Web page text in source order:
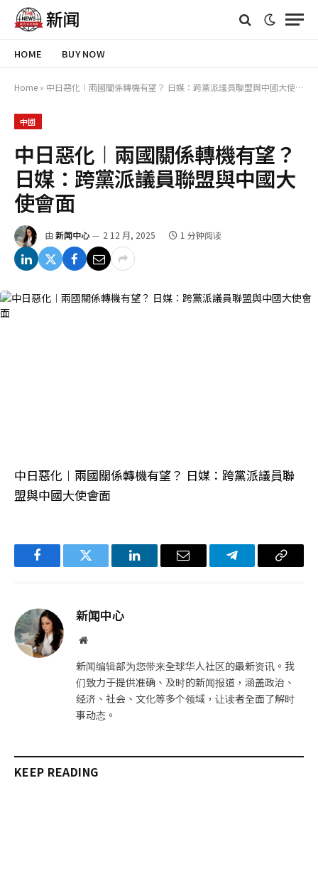
HOME BUY NOW
Home » 中日惡化︱兩國關係轉機有望？ 日媒：跨黨派議員聯盟與中國大使會面
中國
中日惡化︱兩國關係轉機有望？
日媒：跨黨派議員聯盟與中國大
使會面
由 新闻中心 2 12 月, 2025 1 分钟阅读
中日惡化︱兩國關係轉機有望？ 日媒：跨黨派議員聯
盟與中國大使會面
FacebookTwitter LinkedIn电
Telegram复
新闻中心
网
新闻编辑部为您带来全球华人社区的最新资讯。我
们致力于提供准确、及时的新闻报道，涵盖政治、
经济、社会、文化等多个领域，让读者全面了解时
事动态。
KEEP READING